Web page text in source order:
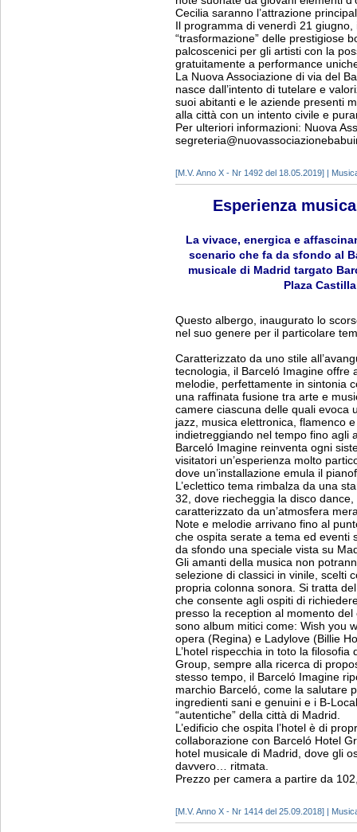
Cecilia saranno l’attrazione
Il programma di venerdì 21
“trasformazione” delle prestigiose
palcoscenici per gli artisti con la
gratuitamente a performance
La Nuova Associazione di via del
nasce dall’intento di tutelare e
suoi abitanti e le aziende presenti
alla città con un intento civile e
Per ulteriori informazioni: Nuova
[M.V. Anno X - Nr 1492 del 18.05.2019] |
Esperienza
La vivace, energica e
scenario che fa da sfondo al
musicale di Madrid targato
Plaza
Questo albergo, inaugurato lo
nel suo genere per il particolare
Caratterizzato da uno stile
tecnologia, il Barceló Imagine offre
melodie, perfettamente in sintonia
una raffinata fusione tra arte e
camere ciascuna delle quali evoca
jazz, musica elettronica, flamenco
indietreggiando nel tempo fino agli
Barceló Imagine reinventa ogni
visitatori un’esperienza molto
dove un’installazione emula il
L’eclettico tema rimbalza da una
32, dove riecheggia la disco
caratterizzato da un’atmosfera
Note e melodie arrivano fino al
che ospita serate a tema ed eventi
da sfondo una speciale vista su
Gli amanti della musica non
selezione di classici in vinile, scelti
propria colonna sonora. Si tratta
che consente agli ospiti di
presso la reception al momento
sono album mitici come: Wish you
opera (Regina) e Ladylove (Billie
L’hotel rispecchia in toto la
Group, sempre alla ricerca di
stesso tempo, il Barceló Imagine
marchio Barceló, come la salutare
ingredienti sani e genuini e i B-
“autentiche” della città di Madrid.
L’edificio che ospita l’hotel è di
collaborazione con Barceló Hotel
hotel musicale di Madrid, dove gli
davvero… ritmata.
Prezzo per camera a partire da
[M.V. Anno X - Nr 1414 del 25.09.2018] |